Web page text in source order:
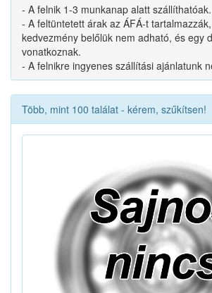
- A felnik 1-3 munkanap alatt szállíthatóak.
- A feltüntetett árak az ÁFÁ-t
kedvezmény belőlük nem adható, és egy
vonatkoznak.
- A felnikre ingyenes szállítási ajánlatunk
Több, mint 100 találat - kérem, szűkítsen!